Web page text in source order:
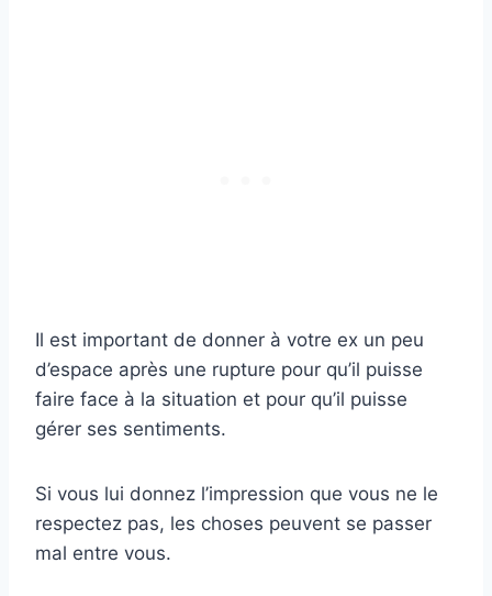
Il est important de donner à votre ex un peu
d’espace après une rupture pour qu’il puisse
faire face à la situation et pour qu’il puisse
gérer ses sentiments.
Si vous lui donnez l’impression que vous ne le
respectez pas, les choses peuvent se passer
mal entre vous.